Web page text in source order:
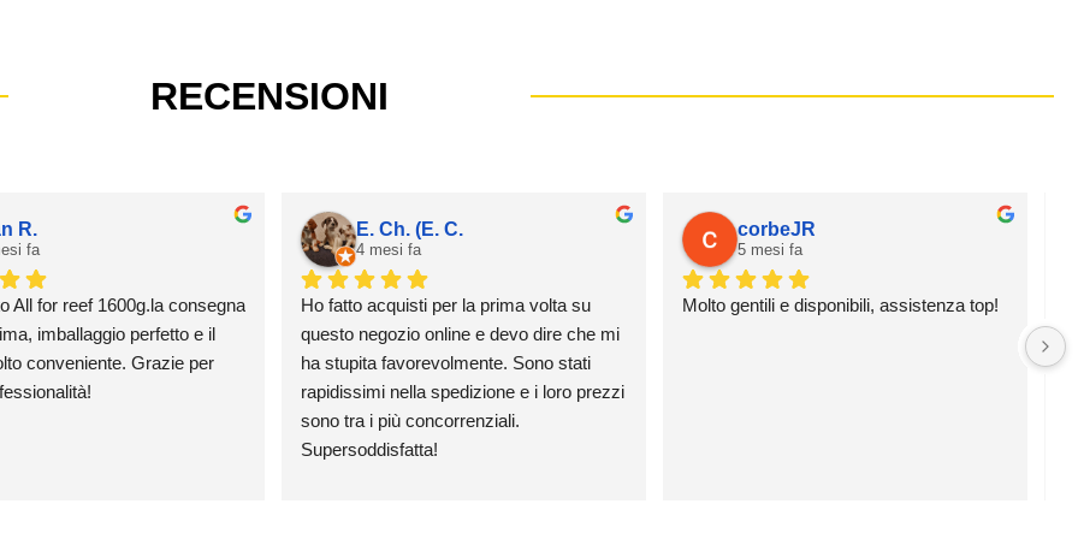
RECENSIONI
R.
fa
All for reef 1600g.la consegna
imballaggio perfetto e il
conveniente. Grazie per
E. Ch. (E. C.
4 mesi fa
Ho fatto acquisti per la prima volta su
questo negozio online e devo dire che mi
ha stupita favorevolmente. Sono stati
rapidissimi nella spedizione e i loro prezzi
sono tra i più concorrenziali.
Supersoddisfatta!
corbeJR
5 mesi fa
Molto gentili e disponibili, assistenza top!